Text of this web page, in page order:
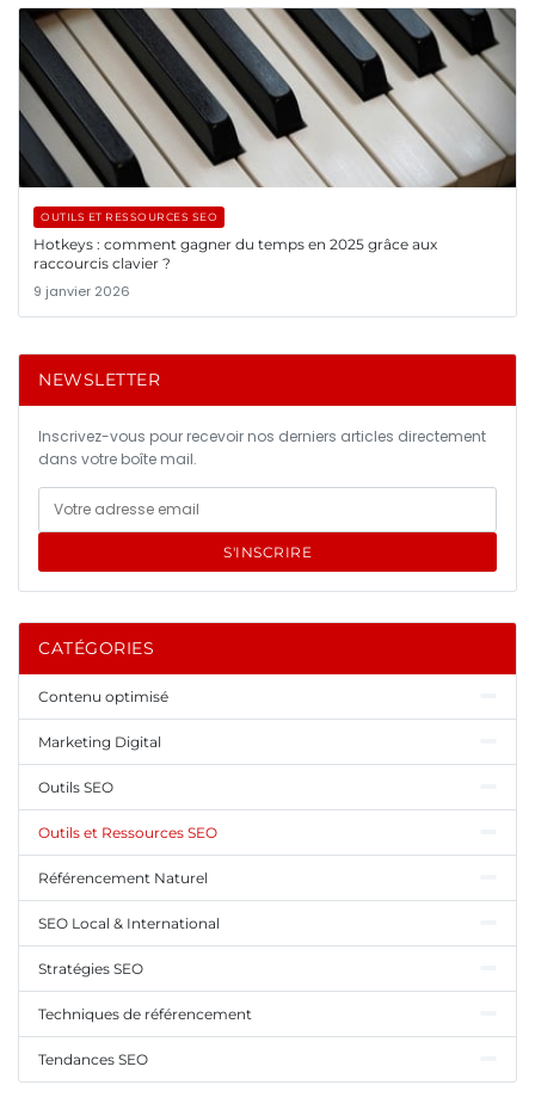
OUTILS ET RESSOURCES SEO
Hotkeys : comment gagner du temps en 2025 grâce aux
raccourcis clavier ?
9 janvier 2026
NEWSLETTER
Inscrivez-vous pour recevoir nos derniers articles directement
dans votre boîte mail.
S'INSCRIRE
CATÉGORIES
Contenu optimisé
Marketing Digital
Outils SEO
Outils et Ressources SEO
Référencement Naturel
SEO Local & International
Stratégies SEO
Techniques de référencement
Tendances SEO